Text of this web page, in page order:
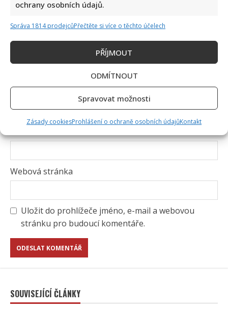
ochrany osobních údajů.
Správa 1814 prodejcůPřečtěte si více o těchto účelech
PŘÍJMOUT
ODMÍTNOUT
Spravovat možnosti
Zásady cookiesProhlášení o ochraně osobních údajůKontakt
Jméno
Webová stránka
Uložit do prohlížeče jméno, e-mail a webovou
stránku pro budoucí komentáře.
SOUVISEJÍCÍ ČLÁNKY